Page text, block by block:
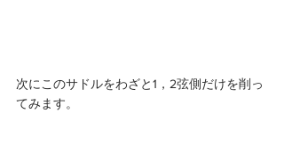
次にこのサドルをわざと1，2弦側だけを削っ
てみます。